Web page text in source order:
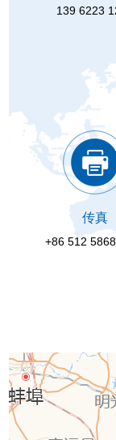
139 6223
传真
+86 512